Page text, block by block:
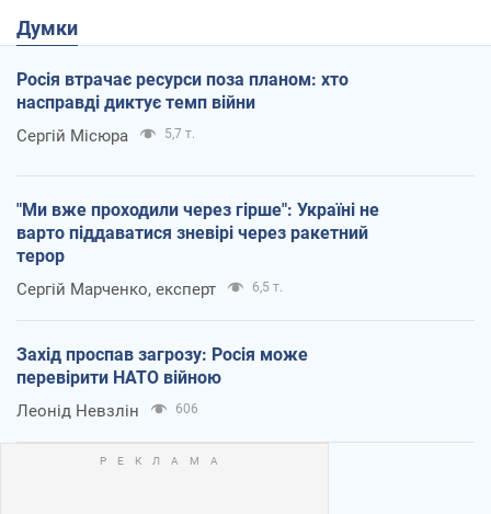
Думки
Росія втрачає ресурси поза планом: хто
насправді диктує темп війни
Сергій Місюра 5,7 т.
"Ми вже проходили через гірше": Україні не
варто піддаватися зневірі через ракетний
терор
Сергій Марченко, експерт 6,5 т.
Захід проспав загрозу: Росія може
перевірити НАТО війною
Леонід Невзлін 606